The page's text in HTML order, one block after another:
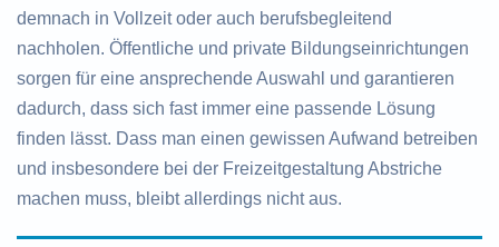
demnach in Vollzeit oder auch berufsbegleitend
nachholen. Öffentliche und private Bildungseinrichtungen
sorgen für eine ansprechende Auswahl und garantieren
dadurch, dass sich fast immer eine passende Lösung
finden lässt. Dass man einen gewissen Aufwand betreiben
und insbesondere bei der Freizeitgestaltung Abstriche
machen muss, bleibt allerdings nicht aus.